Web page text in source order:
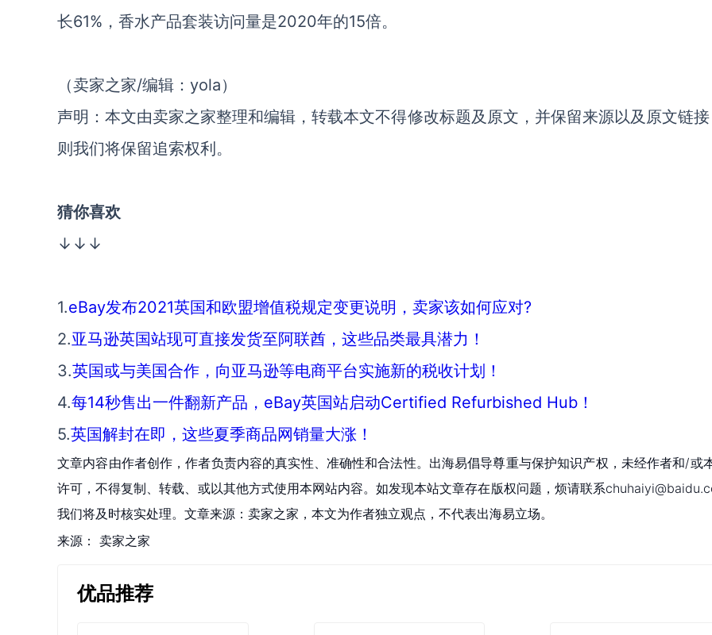
长61%，香水产品套装访问量是2020年的15倍。
（卖家之家/编辑：yola）
声明：本文由卖家之家整理和编辑，转载本文不得修改标题及原文，并保留来源以及原文链
则我们将保留追索权利。
猜你喜欢
↓↓↓
1.eBay发布2021英国和欧盟增值税规定变更说明，卖家该如何应对?
2.亚马逊英国站现可直接发货至阿联酋，这些品类最具潜力！
3.英国或与美国合作，向亚马逊等电商平台实施新的税收计划！
4.每14秒售出一件翻新产品，eBay英国站启动Certified Refurbished Hub！
5.英国解封在即，这些夏季商品网销量大涨！
文章内容由作者创作，作者负责内容的真实性、准确性和合法性。出海易倡导尊重与保护知识产权，未经作者和/或
许可，不得复制、转载、或以其他方式使用本网站内容。如发现本站文章存在版权问题，烦请联系
我们将及时核实处理。文章来源：卖家之家，本文为作者独立观点，不代表出海易立场。
来源： 卖家之家
优品推荐